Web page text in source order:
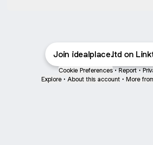
Join idealplace.ltd on
Cookie Preferences • Report •
Explore • About this account • More